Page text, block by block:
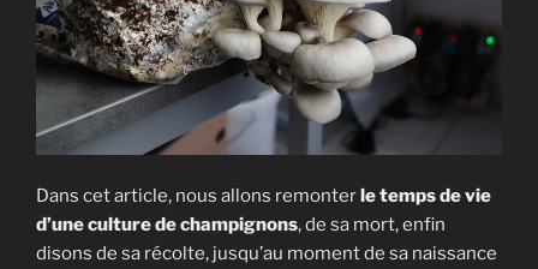
Dans cet article, nous allons remonterle temps de vie
d’une culture de champignons, de sa mort, enfin
disons de sa récolte, jusqu’au moment de sa naissance